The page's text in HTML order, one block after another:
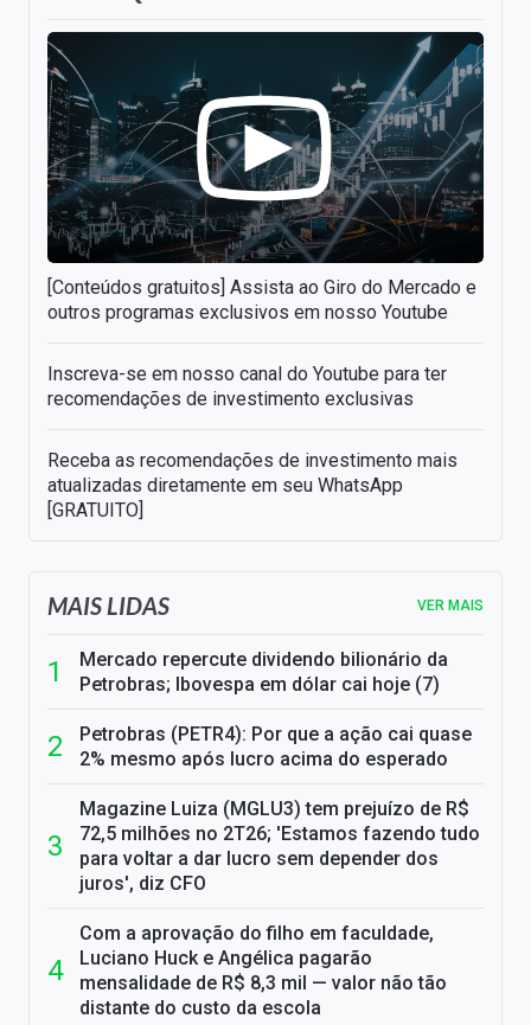
[Conteúdos gratuitos] Assista ao Giro do Mercado e
outros programas exclusivos em nosso Youtube
Inscreva-se em nosso canal do Youtube para ter
recomendações de investimento exclusivas
Receba as recomendações de investimento mais
atualizadas diretamente em seu WhatsApp
[GRATUITO]
MAIS LIDAS VER MAIS
Mercado repercute dividendo bilionário da
Petrobras; Ibovespa em dólar cai hoje (7)
Petrobras (PETR4): Por que a ação cai quase
2% mesmo após lucro acima do esperado
Magazine Luiza (MGLU3) tem prejuízo de R$
72,5 milhões no 2T26; 'Estamos fazendo tudo
para voltar a dar lucro sem depender dos
juros', diz CFO
Com a aprovação do filho em faculdade,
Luciano Huck e Angélica pagarão
mensalidade de R$ 8,3 mil — valor não tão
distante do custo da escola